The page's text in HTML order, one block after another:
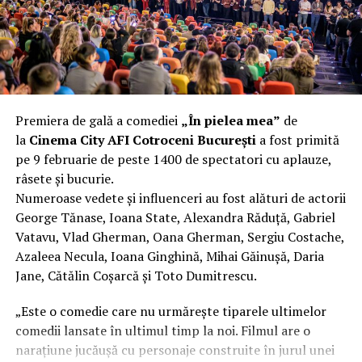
vorbim despre preferințe estetice, ci despre
funcționalitate reală.
Aluminiul, pe scurt: ușor,
rezistent la coroziune, dar cu
nuanțe
Aluminiul e materialul care apare primul în conversație
când cineva caută un pavilion ușor. Și pe bună dreptate.
Densitatea aluminiului e de aproximativ 2,7 g/cm³, față
de circa 7,8 g/cm³ pentru oțel. Practic, la un volum
identic, aluminiul cântărește cam o treime din greutatea
oțelului. Pentru oricine transportă, montează și
demontează frecvent o structură, diferența asta se
simte enorm.
Un alt avantaj greu de ignorat e rezistența naturală la
Premiera de gală a comediei „În pielea mea” de
la Cinema City AFI Cotroceni Bucureștia fost primită
pe 9 februarie de peste 1400 de spectatori cu aplauze,
râsete și bucurie.
Numeroase vedete și influenceri au fost alături de actorii
George Tănase, Ioana State, Alexandra Răduță, Gabriel
Vatavu, Vlad Gherman, Oana Gherman, Sergiu Costache,
Azaleea Necula, Ioana Ginghină, Mihai Găinușă, Daria
Jane, Cătălin Coșarcă și Toto Dumitrescu.
„Este o comedie care nu urmărește tiparele ultimelor
comedii lansate în ultimul timp la noi. Filmul are o
narațiune jucăușă cu personaje construite în jurul unei